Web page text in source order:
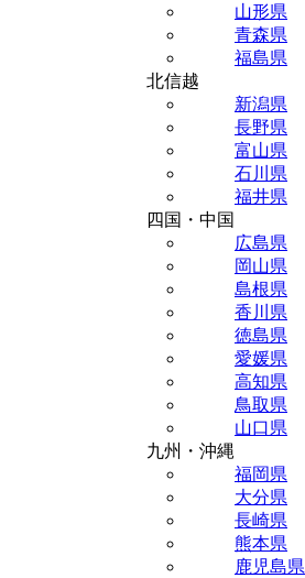
山形県
青森県
福島県
北信越
新潟県
長野県
富山県
石川県
福井県
四国・中国
広島県
岡山県
島根県
香川県
徳島県
愛媛県
高知県
鳥取県
山口県
九州・沖縄
福岡県
大分県
長崎県
熊本県
鹿児島県